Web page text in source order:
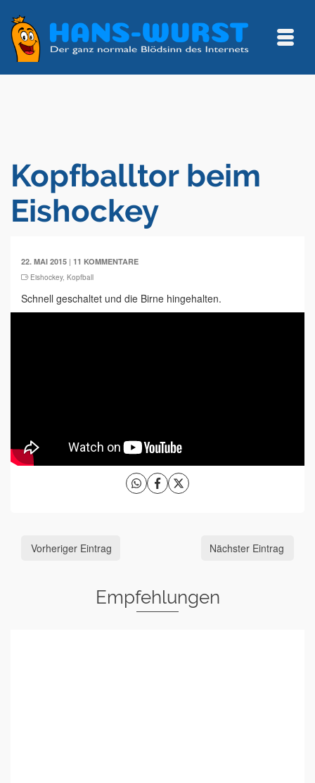
Kopfballtor beim
Eishockey
22. MAI 2015 | 11 KOMMENTARE
Eishockey, Kopfball
Schnell geschaltet und die Birne hingehalten.
Vorheriger Eintrag Nächster Eintrag
Empfehlungen